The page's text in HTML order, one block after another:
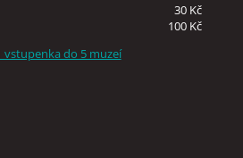
30 Kč
100 Kč
vstupenka do 5 muzeí